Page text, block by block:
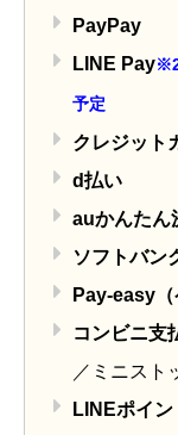
PayPay
LINE Pay
予定
クレジット
d払い
auかんたん
ソフトバン
Pay-easy（
コンビニ支
／ミニスト
LINEポイン